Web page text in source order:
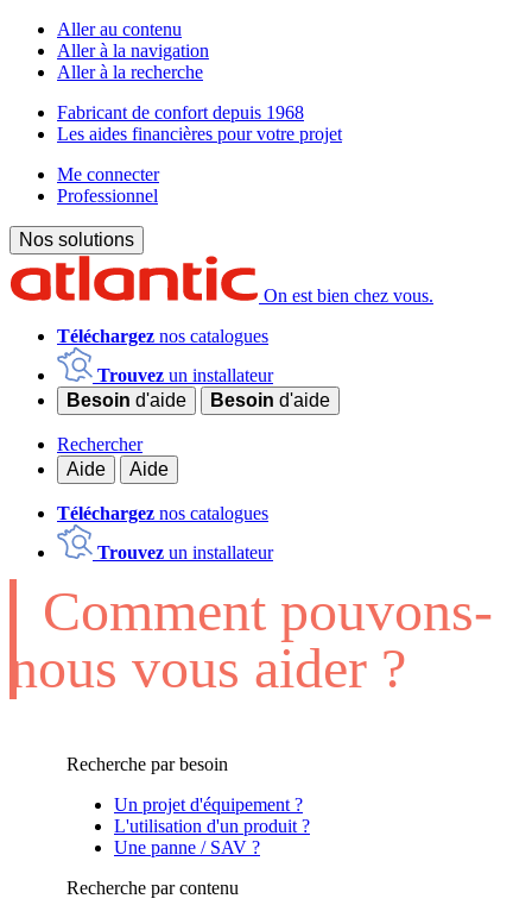
Aller au contenu
Aller à la navigation
Aller à la recherche
Fabricant de confort depuis 1968
Les aides financières pour votre projet
Me connecter
Professionnel
Nos solutions
On est bien chez vous.
Téléchargez nos catalogues
Trouvez un installateur
Besoin d'aide Besoin d'aide
Rechercher
Aide
Aide
Téléchargez nos catalogues
Trouvez un installateur
Comment pouvons-
nous vous aider ?
Recherche par besoin
Un projet d'équipement ?
L'utilisation d'un produit ?
Une panne / SAV ?
Recherche par contenu